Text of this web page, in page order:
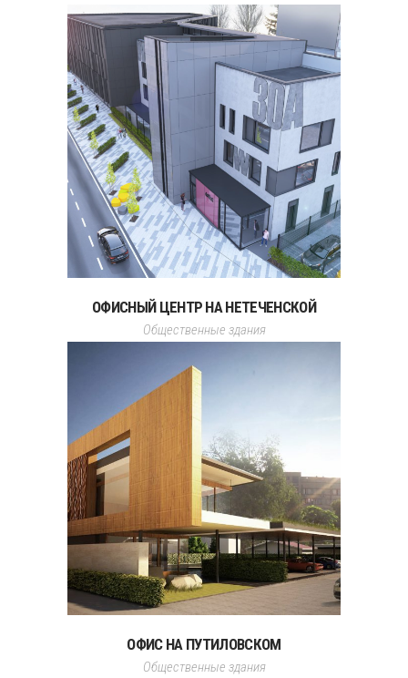
ОФИСНЫЙ ЦЕНТР НА НЕТЕЧЕНСКОЙ
Общественные здания
ОФИС НА ПУТИЛОВСКОМ
Общественные здания